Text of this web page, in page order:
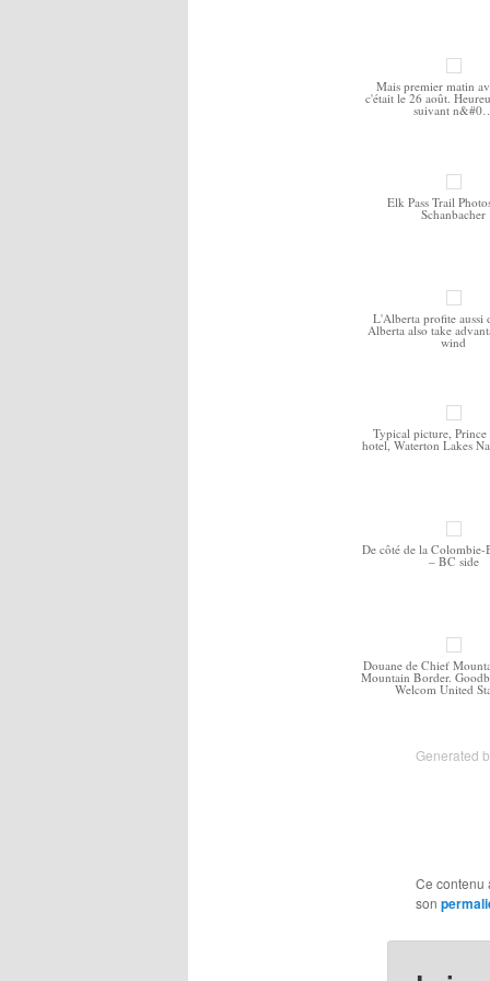
Mais premier matin
c'était le 26 août.
suivant
Elk Pass Trail
Schanbacher
L'Alberta profite aussi
Alberta also take
wind
Typical picture, Prince
hotel, Waterton Lakes
De côté de la
– BC side
Douane de Chief
Mountain Border.
Welcom United
Generated
Ce contenu
son